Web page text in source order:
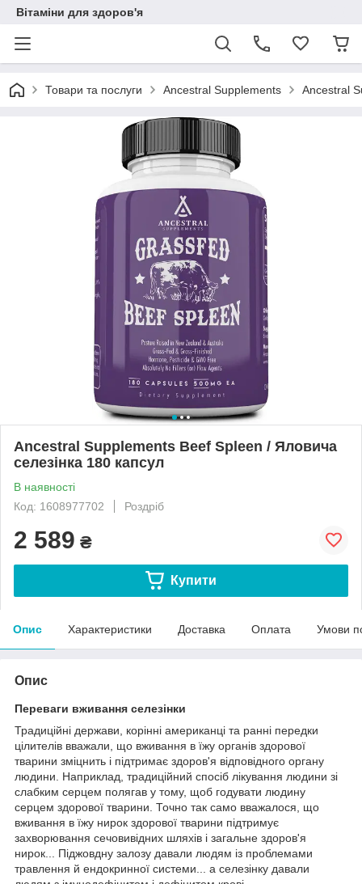
Вітаміни для здоров'я
Товари та послуги Ancestral Supplements Ancestral
Ancestral Supplements Beef Spleen / Яловича
селезінка 180 капсул
В наявності
Код: 1608977702
Роздріб
2 589 ₴
Купити
Опис Характеристики Доставка Оплата Умови
Опис
Переваги вживання селезінки
Традиційні держави, корінні американці та ранні передки
цілителів вважали, що вживання в їжу органів здорової
тварини зміцнить і підтримає здоров'я відповідного органу
людини. Наприклад, традиційний спосіб лікування людини зі
слабким серцем полягав у тому, щоб годувати людину
серцем здорової тварини. Точно так само вважалося, що
вживання в їжу нирок здорової тварини підтримує
захворювання сечовивідних шляхів і загальне здоров'я
нирок... Піджовдну залозу давали людям із проблемами
травлення й ендокринної системи... а селезінку давали